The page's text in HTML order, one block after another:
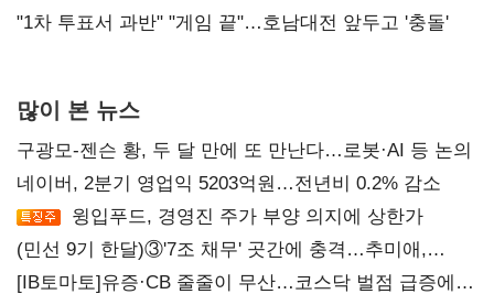
불복'
"1차 투표서 과반" "게임 끝"…호남대전 앞두고 '충돌'
많이 본 뉴스
구광모-젠슨 황, 두 달 만에 또 만난다…로봇·AI 등 논의
네이버, 2분기 영업익 5203억원…전년비 0.2% 감소
윙입푸드, 경영진 주가 부양 의지에 상한가
(민선 9기 한달)③'7조 채무' 곳간에 충격…추미애,
20년만에 '비상재정' 선언 승부수
[IB토마토]유증·CB 줄줄이 무산…코스닥 벌점 급증에